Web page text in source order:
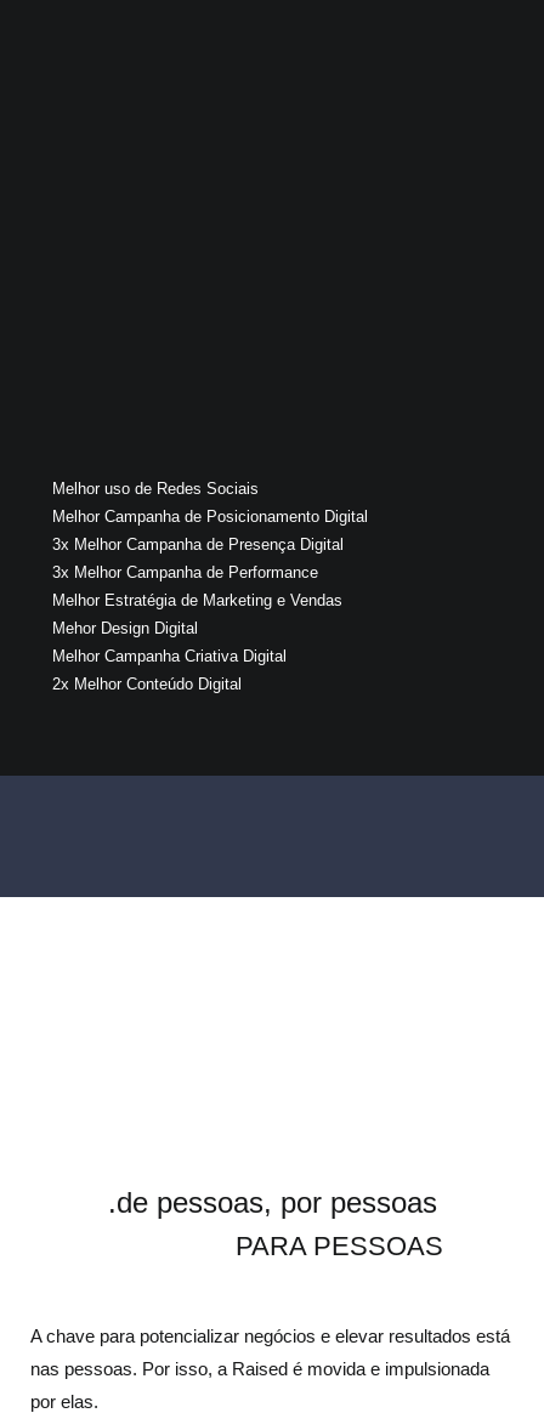
Melhor uso de Redes Sociais
Melhor Campanha de Posicionamento Digital
3x Melhor Campanha de Presença Digital
3x Melhor Campanha de Performance
Melhor Estratégia de Marketing e Vendas
Mehor Design Digital
Melhor Campanha Criativa Digital
2x Melhor Conteúdo Digital
.de pessoas, por pessoas
PARA PESSOAS
A chave para potencializar negócios e elevar resultados está
nas pessoas. Por isso, a Raised é movida e impulsionada
por elas.